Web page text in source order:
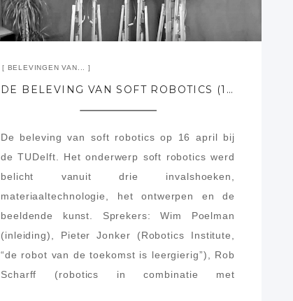
BELEVINGEN VAN...
DE BELEVING VAN SOFT ROBOTICS (16-04-2015) TUDELFT
De beleving van soft robotics op 16 april bij
de TUDelft. Het onderwerp soft robotics werd
belicht vanuit drie invalshoeken,
materiaaltechnologie, het ontwerpen en de
beeldende kunst. Sprekers: Wim Poelman
(inleiding), Pieter Jonker (Robotics Institute,
“de robot van de toekomst is leergierig”), Rob
Scharff (robotics in combinatie met